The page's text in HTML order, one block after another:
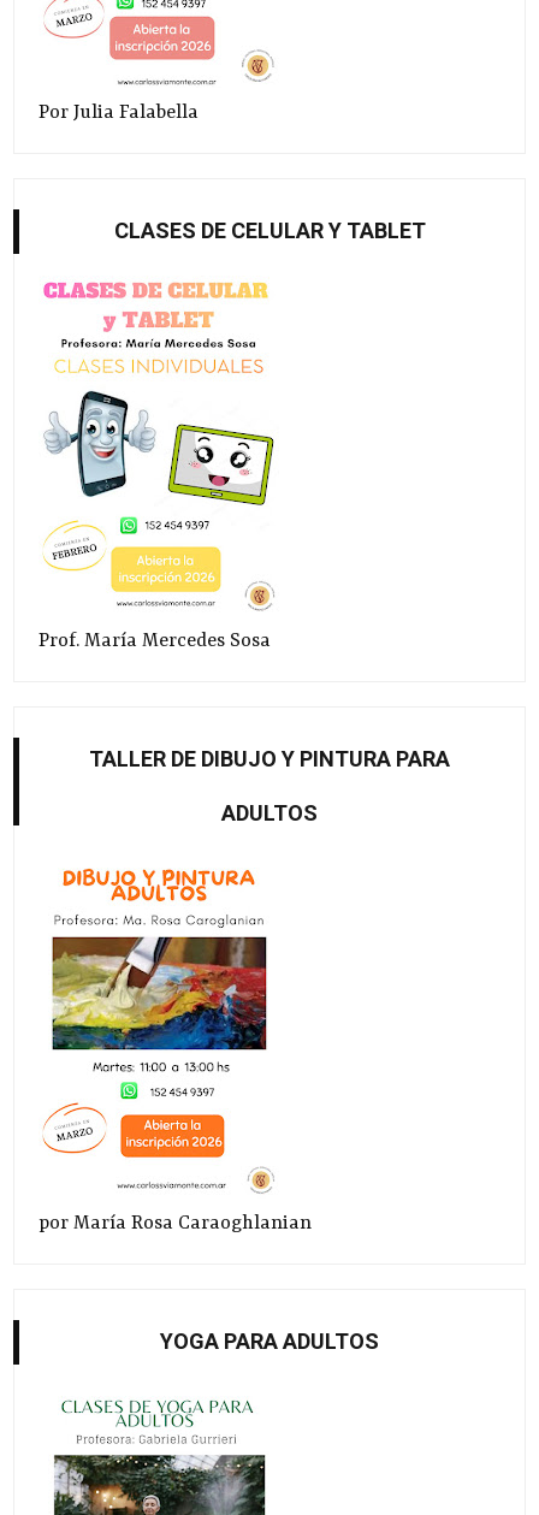
Por Julia Falabella
CLASES DE CELULAR Y TABLET
Prof. María Mercedes Sosa
TALLER DE DIBUJO Y PINTURA PARA
ADULTOS
por María Rosa Caraoghlanian
YOGA PARA ADULTOS